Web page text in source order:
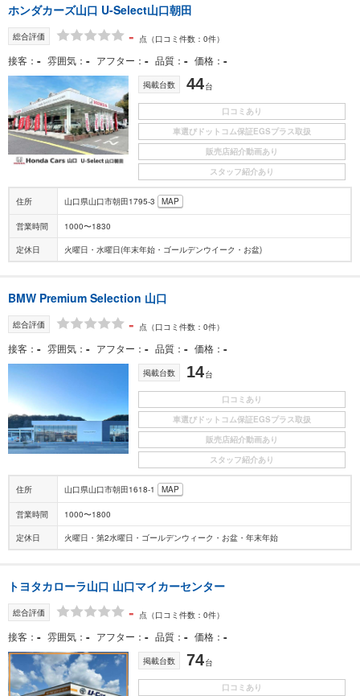
ホンダカーズ山口 U-Select山口朝田
総合評価 - 点 （口コミ件数：0件）
接客 - 雰囲気 - アフター - 品質 - 価格 -
掲載台数 44台
口コミあり
車選びドットコム保証EGSプラス取扱
販売店紹介動画あり
スタッフ紹介あり
住所 山口県山口市朝田1795-3 MAP
営業時間 1000〜1830
定休日 火曜日・水曜日(年末年始・ゴールデンウイーク・お盆)
BMW Premium Selection 山口
総合評価 - 点 （口コミ件数：0件）
接客 - 雰囲気 - アフター - 品質 - 価格 -
掲載台数 14台
口コミあり
車選びドットコム保証EGSプラス取扱
販売店紹介動画あり
スタッフ紹介あり
住所 山口県山口市朝田1618-1 MAP
営業時間 1000〜1800
定休日 火曜日・第2水曜日・ゴールデンウィーク・お盆・年末年始
トヨタカローラ山口 山口マイカーセンター
総合評価 - 点 （口コミ件数：0件）
接客 - 雰囲気 - アフター - 品質 - 価格 -
掲載台数 74台
口コミあり